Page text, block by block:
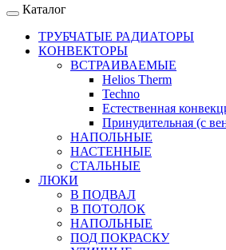
Каталог
ТРУБЧАТЫЕ РАДИАТОРЫ
КОНВЕКТОРЫ
ВСТРАИВАЕМЫЕ
Helios Therm
Techno
Естественная
Принудительная (с
НАПОЛЬНЫЕ
НАСТЕННЫЕ
СТАЛЬНЫЕ
ЛЮКИ
В ПОДВАЛ
В ПОТОЛОК
НАПОЛЬНЫЕ
ПОД ПОКРАСКУ